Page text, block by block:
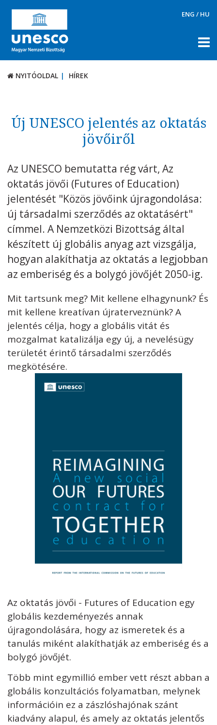
ENG / HU
NYITÓOLDAL HÍREK
TÉMÁK
DOKUMENTUMTÁR
KAPCSOLAT
Kövess minket unescohungary
Adatkezelési tájékoztató Impresszum
Technikai információk
NYITÓOLDAL HÍREK
Új UNESCO jelentés az oktatás
jövőiről
Az UNESCO bemutatta rég várt, Az
oktatás jövői (Futures of Education)
jelentését "Közös jövőink újragondolása:
új társadalmi szerződés az oktatásért"
címmel. A Nemzetközi Bizottság által
készített új globális anyag azt vizsgálja,
hogyan alakíthatja az oktatás a legjobban
az emberiség és a bolygó jövőjét 2050-ig.
Mit tartsunk meg? Mit kellene elhagynunk? És
mit kellene kreatívan újraterveznünk? A
jelentés célja, hogy a globális vitát és
mozgalmat katalizálja egy új, a nevelésügy
területét érintő társadalmi szerződés
megkötésére.
Az oktatás jövői - Futures of Education egy
globális kezdeményezés annak
újragondolására, hogy az ismeretek és a
tanulás miként alakíthatják az emberiség és a
bolygó jövőjét.
Több mint egymillió ember vett részt abban a
globális konzultációs folyamatban, melynek
információin ez a zászlóshajónak szánt
kiadvány alapul, és amely az oktatás jelentős